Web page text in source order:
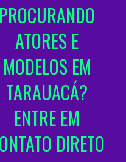
PROCURANDO
ATORES E
MODELOS EM
TARAUACÁ?
ENTRE EM
DIRETO